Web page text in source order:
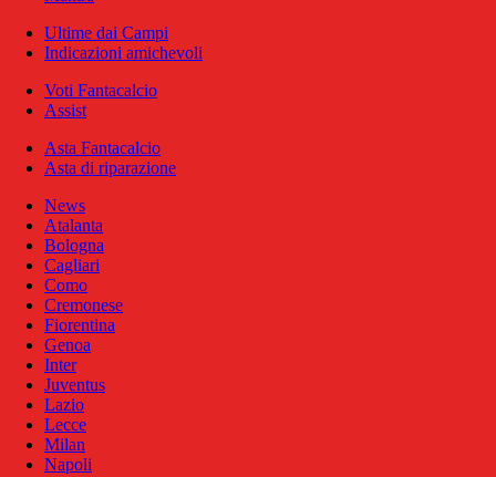
Ultime dai Campi
Indicazioni amichevoli
Voti Fantacalcio
Assist
Asta Fantacalcio
Asta di riparazione
News
Atalanta
Bologna
Cagliari
Como
Cremonese
Fiorentina
Genoa
Inter
Juventus
Lazio
Lecce
Milan
Napoli